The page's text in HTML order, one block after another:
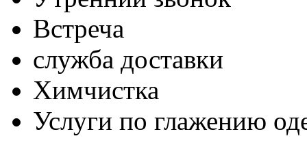
Встреча
служба доставки
Химчистка
Услуги по глажению